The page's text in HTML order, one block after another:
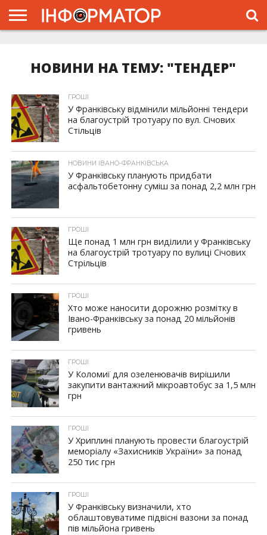
НОВИНИ НА ТЕМУ: "ТЕНДЕР"
ГРОШІ
У Франківську відмінили мільйонні тендери
на благоустрій тротуару по вул. Січових
Стільців
НОВИНИ ІВАНО-ФРАНКІВСЬКА
У Франківську планують придбати
асфальтобетонну суміш за понад 2,2 млн грн
ГРОШІ
Ще понад 1 млн грн виділили у Франківську
на благоустрій тротуару по вулиці Січових
Стрільців
ГРОШІ
Хто може наносити дорожню розмітку в
Івано-Франківську за понад 20 мільйонів
гривень
ГРОШІ
У Коломиї для озеленювачів вирішили
закупити вантажний мікроавтобус за 1,5 млн
грн
ГРОШІ
У Хриплині планують провести благоустрій
меморіалу «Захисників України» за понад
250 тис грн
ГРОШІ
У Франківську визначили, хто
облаштовуватиме підвісні вазони за понад
пів мільйона гривень